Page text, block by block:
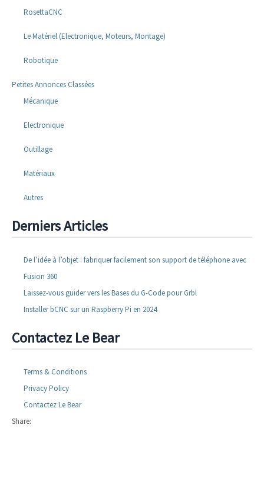
RosettaCNC
Le Matériel (Electronique, Moteurs, Montage)
Robotique
Petites Annonces Classées
Mécanique
Electronique
Outillage
Matériaux
Autres
Derniers Articles
De l’idée à l’objet : fabriquer facilement son support de téléphone avec
Fusion 360
Laissez-vous guider vers les Bases du G-Code pour Grbl
Installer bCNC sur un Raspberry Pi en 2024
Contactez Le Bear
Terms & Conditions
Privacy Policy
Contactez Le Bear
Share: